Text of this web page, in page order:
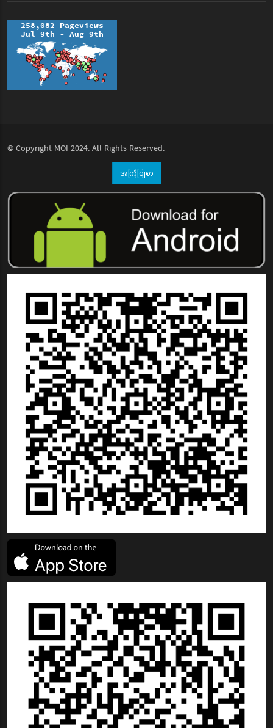
© Copyright MOI 2024. All Rights Reserved.
အကြံပြုစာ